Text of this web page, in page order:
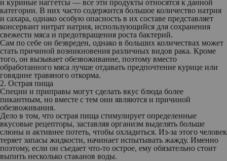
и куриные наггетсы — все эти продукты относятся к данной
категории. В них часто содержится большое количество натрия
и сахара, однако особую опасность в их составе представляет
консервант нитрат натрия, использующийся для сохранения
свежести мяса и предотвращения роста бактерий.
Сам по себе он безвреден, однако в больших количествах может
стать причиной возникновения различных видов рака. Кроме
того, он вызывает обезвоживание, поэтому вместо
обработанного мяса лучше отдавать предпочтение курице или
говядине травяного откорма.
2. Острая пища
Специи и приправы могут сделать вкус блюда более
пикантным, но вместе с тем они являются и причиной
обезвоживания.
Дело в том, что острая пища стимулирует определенные
вкусовые рецепторы, заставляя организм выделять больше
слюны и активнее потеть, чтобы охладиться. Из-за этого человек
теряет запасы жидкости, начинает испытывать жажду. Именно
поэтому, если он съедает что-то острое, ему обязательно стоит
выпить несколько стаканов воды.